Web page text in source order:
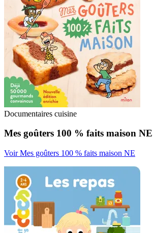
Documentaires cuisine
Mes goûters 100 % faits maison NE
Voir Mes goûters 100 % faits maison NE